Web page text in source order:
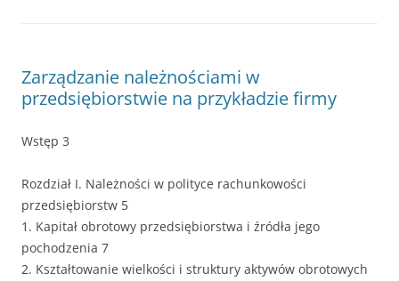
Zarządzanie należnościami w
przedsiębiorstwie na przykładzie firmy
Wstęp 3
Rozdział I. Należności w polityce rachunkowości
przedsiębiorstw 5
1. Kapitał obrotowy przedsiębiorstwa i źródła jego
pochodzenia 7
2. Kształtowanie wielkości i struktury aktywów obrotowych